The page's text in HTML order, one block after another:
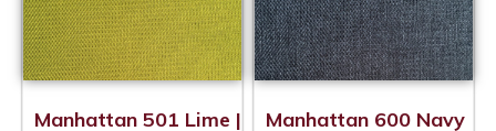
Manhattan 501 Lime |
Manhattan 600 Navy